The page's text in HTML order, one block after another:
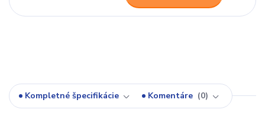
Kompletné špecifikácie Komentáre 0